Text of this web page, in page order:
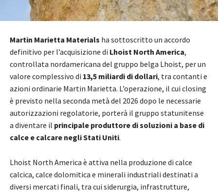
Martin Marietta Materials ha sottoscritto un accordo
definitivo per l’acquisizione di Lhoist North America,
controllata nordamericana del gruppo belga Lhoist, per un
valore complessivo di 13,5 miliardi di dollari, tra contanti e
azioni ordinarie Martin Marietta. L’operazione, il cui closing
è previsto nella seconda metà del 2026 dopo le necessarie
autorizzazioni regolatorie, porterà il gruppo statunitense
a diventare il principale produttore di soluzioni a base di
calce e calcare negli Stati Uniti.
Lhoist North America è attiva nella produzione di calce
calcica, calce dolomitica e minerali industriali destinati a
diversi mercati finali, tra cui siderurgia, infrastrutture,